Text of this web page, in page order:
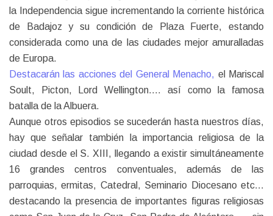
la Independencia sigue incrementando la corriente histórica
de Badajoz y su condición de Plaza Fuerte, estando
considerada como una de las ciudades mejor amuralladas
de Europa.
Destacarán las acciones del General Menacho, el Mariscal
Soult, Picton, Lord Wellington…. así como la famosa
batalla de la Albuera.
Aunque otros episodios se sucederán hasta nuestros días,
hay que señalar también la importancia religiosa de la
ciudad desde el S. XIII, llegando a existir simultáneamente
16 grandes centros conventuales, además de las
parroquias, ermitas, Catedral, Seminario Diocesano etc…
destacando la presencia de importantes figuras religiosas